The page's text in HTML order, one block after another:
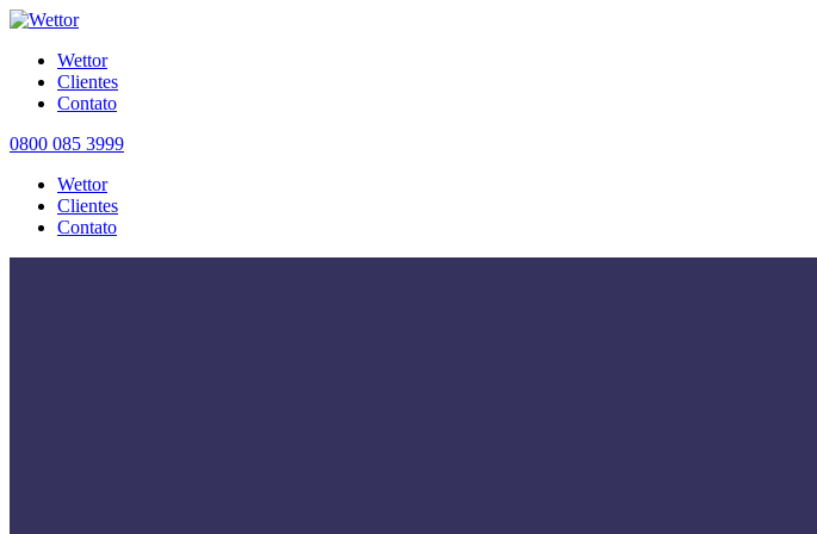
Wettor
Clientes
Contato
0800 085 3999
Wettor
Clientes
Contato